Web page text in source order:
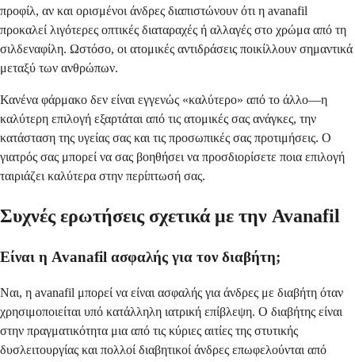
προφίλ, αν και ορισμένοι άνδρες διαπιστώνουν ότι η avanafil
προκαλεί λιγότερες οπτικές διαταραχές ή αλλαγές στο χρώμα από τη
σιλδεναφίλη. Ωστόσο, οι ατομικές αντιδράσεις ποικίλλουν σημαντικά
μεταξύ των ανθρώπων.
Κανένα φάρμακο δεν είναι εγγενώς «καλύτερο» από το άλλο—η
καλύτερη επιλογή εξαρτάται από τις ατομικές σας ανάγκες, την
κατάσταση της υγείας σας και τις προσωπικές σας προτιμήσεις. Ο
γιατρός σας μπορεί να σας βοηθήσει να προσδιορίσετε ποια επιλογή
ταιριάζει καλύτερα στην περίπτωσή σας.
Συχνές ερωτήσεις σχετικά με την Avanafil
Είναι η Avanafil ασφαλής για τον διαβήτη;
Ναι, η avanafil μπορεί να είναι ασφαλής για άνδρες με διαβήτη όταν
χρησιμοποιείται υπό κατάλληλη ιατρική επίβλεψη. Ο διαβήτης είναι
στην πραγματικότητα μια από τις κύριες αιτίες της στυτικής
δυσλειτουργίας και πολλοί διαβητικοί άνδρες επωφελούνται από